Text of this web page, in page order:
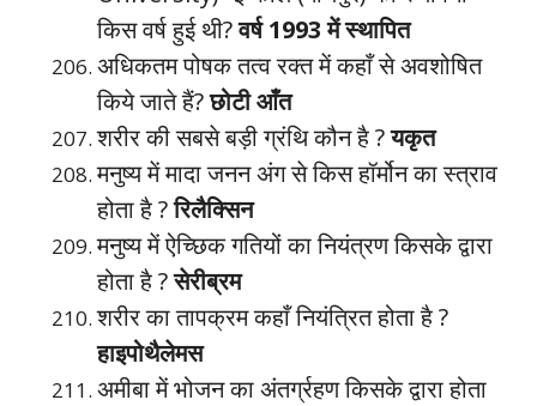
किस वर्ष हुई थी?वर्ष 1993 में स्थापित
अधिकतम पोषक तत्व रक्त में कहाँ से अवशोषित
किये जाते हैं?छोटी आँत
शरीर की सबसे बड़ी ग्रंथि कौन है ?यकृत
मनुष्य में मादा जनन अंग से किस हॉर्मोन का स्त्राव
होता है ?रिलैक्सिन
मनुष्य में ऐच्छिक गतियों का नियंत्रण किसके द्वारा
होता है ?सेरीब्रम
शरीर का तापक्रम कहाँ नियंत्रित होता है ?
हाइपोथैलेमस
अमीबा में भोजन का अंतर्ग्रहण किसके द्वारा होता